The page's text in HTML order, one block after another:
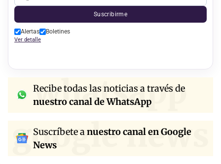
Suscribirme
Alertas Boletines
Ver detalle
whatsapp
Recibe todas las noticias a través de
nuestro canal de WhatsApp
google news
Suscríbete anuestro canal en Google
News